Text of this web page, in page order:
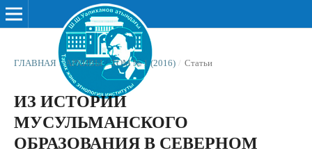
ГЛАВНАЯ / АРХИВЫ / ТОМ № 1 (2016) / Статьи
ИЗ ИСТОРИИ
МУСУЛЬМАНСКОГО
ОБРАЗОВАНИЯ В СЕВЕРНОМ